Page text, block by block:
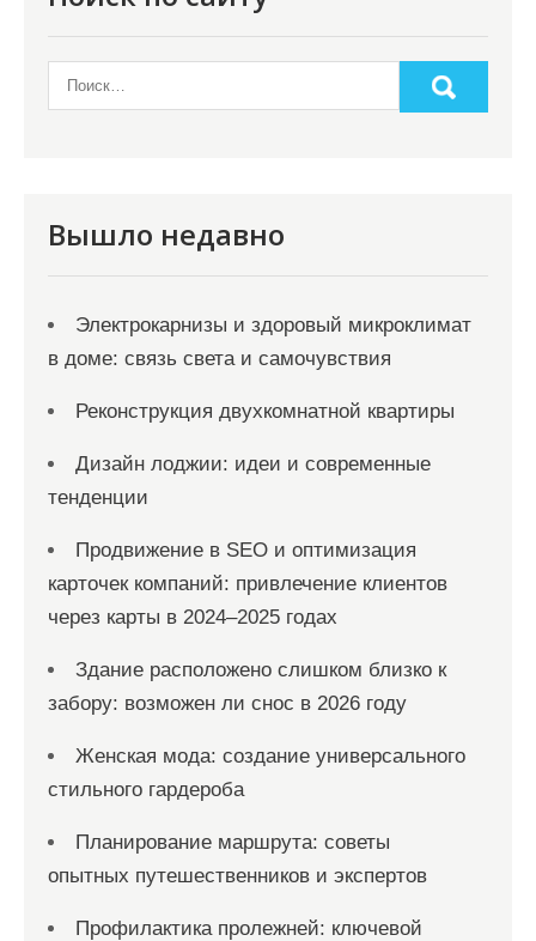
Вышло недавно
Электрокарнизы и здоровый микроклимат
в доме: связь света и самочувствия
Реконструкция двухкомнатной квартиры
Дизайн лоджии: идеи и современные
тенденции
Продвижение в SEO и оптимизация
карточек компаний: привлечение клиентов
через карты в 2024–2025 годах
Здание расположено слишком близко к
забору: возможен ли снос в 2026 году
Женская мода: создание универсального
стильного гардероба
Планирование маршрута: советы
опытных путешественников и экспертов
Профилактика пролежней: ключевой